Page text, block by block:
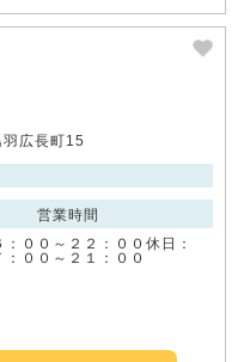
広長町15
営業時間
：００～２２：００休日：
：００～２１：００